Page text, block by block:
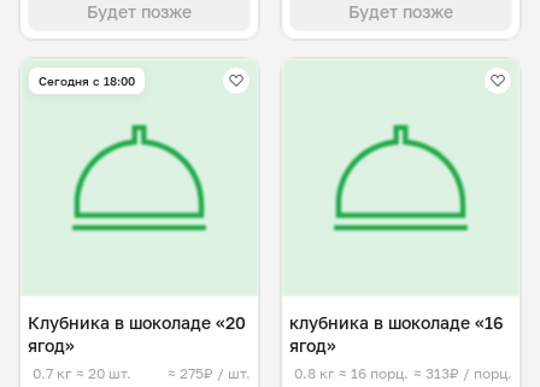
Будет позже Будет позже
Сегодня с 18:00
Клубника в шоколаде «20
ягод»
0.7 кг ≈ 20 шт. ≈ 275₽ / шт.
клубника в шоколаде «16
ягод»
0.8 кг ≈ 16 порц. ≈ 313₽ / порц.